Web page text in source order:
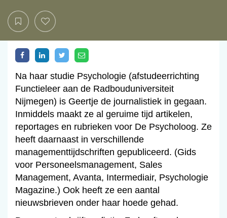
Na haar studie Psychologie (afstudeerrichting
Functieleer aan de Radbouduniversiteit
Nijmegen) is Geertje de journalistiek in gegaan.
Inmiddels maakt ze al geruime tijd artikelen,
reportages en rubrieken voor De Psycholoog. Ze
heeft daarnaast in verschillende
managementtijdschriften gepubliceerd. (Gids
voor Personeelsmanagement, Sales
Management, Avanta, Intermediair, Psychologie
Magazine.) Ook heeft ze een aantal
nieuwsbrieven onder haar hoede gehad.